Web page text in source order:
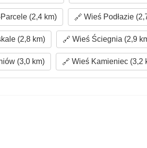
(2,4 km) Wieś Podłazie
(2,8 km) Wieś Ściegnia (2,9
(3,0 km) Wieś Kamieniec (3,2